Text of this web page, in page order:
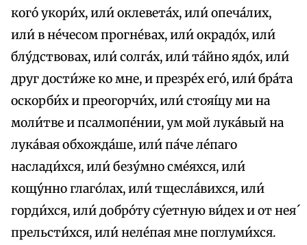
кого́ укори́х, или́ оклевета́х, или́ опеча́лих,
или́ в не́чесом прогне́вах, или́ окрадо́х, или́
блу́дствовах, или́ солга́х, или́ та́йно ядо́х, или́
друг дости́же ко мне, и презре́х eго́, или́ бра́та
оскорби́х и преогорчи́х, или́ стоя́щу ми на
моли́тве и псалмопе́нии, ум мой лука́вый на
лука́вая обхожда́ше, или́ па́че ле́паго
наслади́хся, или́ безу́мно сме́яхся, или́
кощу́нно глаго́лах, или́ тщесла́вихся, или́
горди́хся, или́ добро́ту су́етную ви́дех и от нея́
прельсти́хся, или́ неле́пая мне поглуми́хся.